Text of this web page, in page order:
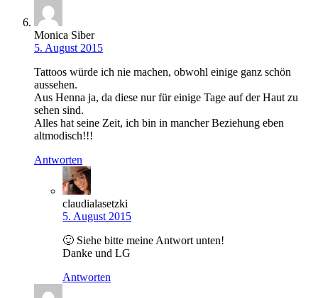
Monica Siber
5. August 2015
Tattoos würde ich nie machen, obwohl einige ganz schön
aussehen.
Aus Henna ja, da diese nur für einige Tage auf der Haut zu
sehen sind.
Alles hat seine Zeit, ich bin in mancher Beziehung eben
altmodisch!!!
Antworten
claudialasetzki
5. August 2015
🙂 Siehe bitte meine Antwort unten!
Danke und LG
Antworten